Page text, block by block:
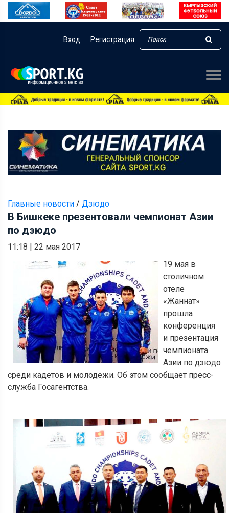
Вход Регистрация
Главные новости / Дзюдо
В Бишкеке презентовали чемпионат Азии
по дзюдо
11:18 | 22 мая 2017
19 мая в
столичном
отеле
«Жаннат»
прошла
конференция
и презентация
чемпионата
Азии по дзюдо
среди кадетов и молодежи. Об этом сообщает пресс-
служба Госагентства.